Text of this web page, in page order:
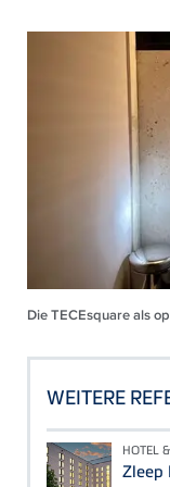
Die TECEsquare als
WEITERE
HOTEL
Zleep